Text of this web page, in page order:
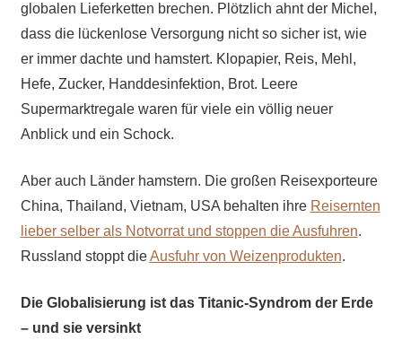
globalen Lieferketten brechen. Plötzlich ahnt der Michel,
dass die lückenlose Versorgung nicht so sicher ist, wie
er immer dachte und hamstert. Klopapier, Reis, Mehl,
Hefe, Zucker, Handdesinfektion, Brot. Leere
Supermarktregale waren für viele ein völlig neuer
Anblick und ein Schock.
Aber auch Länder hamstern. Die großen Reisexporteure
China, Thailand, Vietnam, USA behalten ihre Reisernten
lieber selber als Notvorrat und stoppen die Ausfuhren.
Russland stoppt dieAusfuhr von Weizenprodukten.
Die Globalisierung ist das Titanic-Syndrom der Erde
– und sie versinkt